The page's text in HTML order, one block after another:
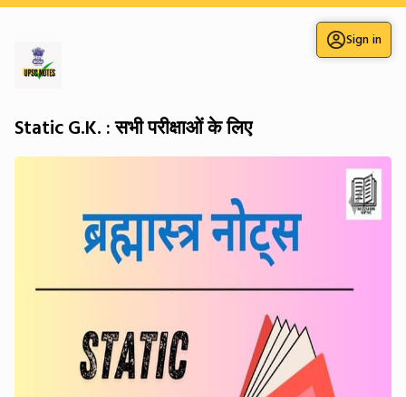
Sign in
Static G.K. : सभी परीक्षाओं के लिए